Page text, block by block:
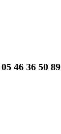
05 46 36 50 89